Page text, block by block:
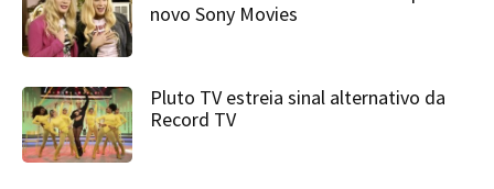
novo Sony Movies
Pluto TV estreia sinal alternativo da
Record TV